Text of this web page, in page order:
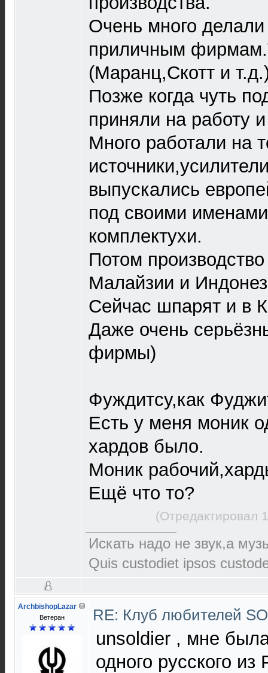
Очень много делали
приличным
(Маранц,Скотт и
Позже когда чуть
приняли на работу
Много работали на
выпускались
под своими
комплектухи.
Потом
Малайзии и
Сейчас шпарят и в
Даже очень
фирмы)
Фуждитсу,как
Есть у меня моник
хардов было.
Моник
Ещё что то?
(Отредактировал
Искать надо не звук,а
Quis custodiet ipsos
ArchbishopLazar
Ветеран RE: Клуб любителей
unsoldier , мне
одного русского